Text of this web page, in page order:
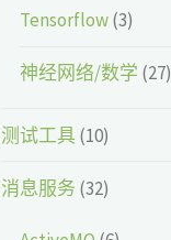
Tensorflow(3)
神经网络/数学 (27)
测试工具(10)
消息服务 (32)